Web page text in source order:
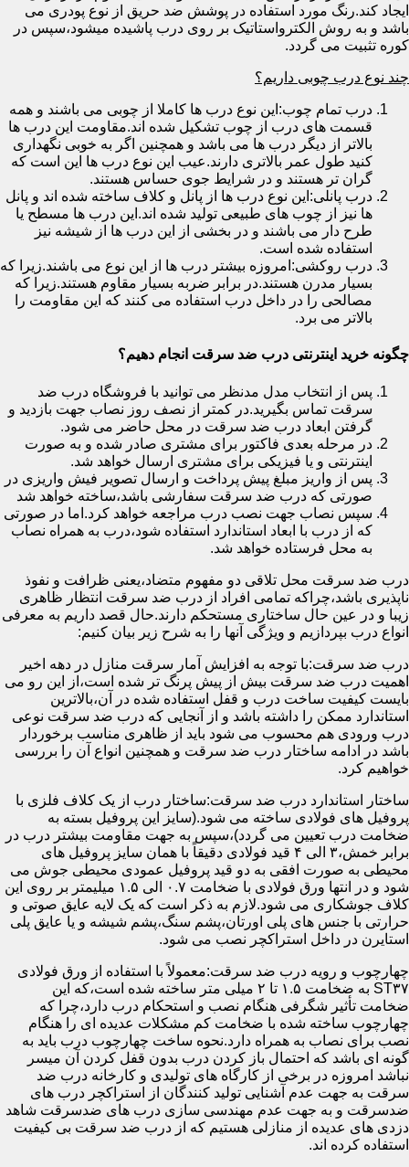
ایجاد کند.رنگ مورد استفاده در پوشش ضد حریق از نوع پودری می
باشد و به روش الکترواستاتیک بر روی درب پاشیده میشود،سپس در
کوره تثبیت می گردد.
چند نوع درب چوبی داریم؟
درب تمام چوب:این نوع درب ها کاملا از چوبی می باشند و همه
قسمت های درب از چوب تشکیل شده اند.مقاومت این درب ها
بالاتر از دیگر درب ها می باشد و همچنین اگر به خوبی نگهداری
کنید طول عمر بالاتری دارند.عیب این نوع درب ها این است که
گران تر هستند و در شرایط جوی حساس هستند.
درب پانلی:این نوع درب ها از پانل و کلاف ساخته شده اند و پانل
ها نیز از چوب های طبیعی تولید شده اند.این درب ها مسطح یا
طرح دار می باشند و در بخشی از این درب ها از شیشه نیز
استفاده شده است.
درب روکشی:امروزه بیشتر درب ها از این نوع می باشند.زیرا که
بسیار مدرن هستند.در برابر ضربه بسیار مقاوم هستند.زیرا که
مصالحی را در داخل درب استفاده می کنند که این مقاومت را
بالاتر می برد.
چگونه خرید اینترنتی درب ضد سرقت انجام دهیم؟
پس از انتخاب مدل مدنظر می توانید با فروشگاه درب ضد
سرقت تماس بگیرید.در کمتر از نصف روز نصاب جهت بازدید و
گرفتن ابعاد درب ضد سرقت در محل حاضر می شود.
در مرحله بعدی فاکتور برای مشتری صادر شده و به صورت
اینترنتی و یا فیزیکی برای مشتری ارسال خواهد شد.
پس از واریز مبلغ پیش پرداخت و ارسال تصویر فیش واریزی در
صورتی که درب ضد سرقت سفارشی باشد،ساخته خواهد شد
سپس نصاب جهت نصب درب مراجعه خواهد کرد.اما در صورتی
که از درب با ابعاد استاندارد استفاده شود،درب به همراه نصاب
به محل فرستاده خواهد شد.
درب ضد سرقت محل تلاقی دو مفهوم متضاد،یعنی ظرافت و نفوذ
ناپذیری باشد،چراکه تمامی افراد از درب ضد سرقت انتظار ظاهری
زیبا و در عین حال ساختاری مستحکم دارند.حال قصد داریم به معرفی
انواع درب بپردازیم و ویژگی آنها را به شرح زیر بیان کنیم:
درب ضد سرقت:با توجه به افزایش آمار سرقت منازل در دهه اخیر
اهمیت درب ضد سرقت بیش از پیش پرنگ تر شده است،از این رو می
بایست کیفیت ساخت درب و قفل استفاده شده در آن،بالاترین
استاندارد ممکن را داشته باشد و از آنجایی که درب ضد سرقت نوعی
درب ورودی هم محسوب می شود باید از ظاهری مناسب برخوردار
باشد در ادامه ساختار درب ضد سرقت و همچنین انواع آن را بررسی
خواهیم کرد.
ساختار استاندارد درب ضد سرقت:ساختار درب از یک کلاف فلزی با
پروفیل های فولادی ساخته می شود.(سایز این پروفیل بسته به
ضخامت درب تعیین می گردد)،سپس به جهت مقاومت بیشتر درب در
برابر خمش،۳ الی ۴ قید فولادی دقیقاً با همان سایز پروفیل های
محیطی به صورت افقی به دو قید پروفیل عمودی محیطی جوش می
شود و در انتها ورق فولادی با ضخامت ۰.۷ الی ۱.۵ میلیمتر بر روی این
کلاف جوشکاری می شود.لازم به ذکر است که یک لایه عایق صوتی و
حرارتی با جنس های پلی اورتان،پشم سنگ،پشم شیشه و یا عایق پلی
استایرن در داخل استراکچر نصب می شود.
چهارچوب و رویه درب ضد سرقت:معمولاً با استفاده از ورق فولادی
ST۳۷ به ضخامت ۱.۵ تا ۲ میلی متر ساخته شده است،که این
ضخامت تأثیر شگرفی هنگام نصب و استحکام درب دارد،چرا که
چهارچوب ساخته شده با ضخامت کم مشکلات عدیده ای را هنگام
نصب برای نصاب به همراه دارد.نحوه ساخت چهارچوب درب باید به
گونه ای باشد که احتمال باز کردن درب بدون قفل کردن آن میسر
نباشد امروزه در برخی از کارگاه های تولیدی و کارخانه درب ضد
سرقت به جهت عدم آشنایی تولید کنندگان از استراکچر درب های
ضدسرقت و به جهت عدم مهندسی سازی درب های ضدسرقت شاهد
دزدی های عدیده از منازلی هستیم که از درب ضد سرقت بی کیفیت
استفاده کرده اند.